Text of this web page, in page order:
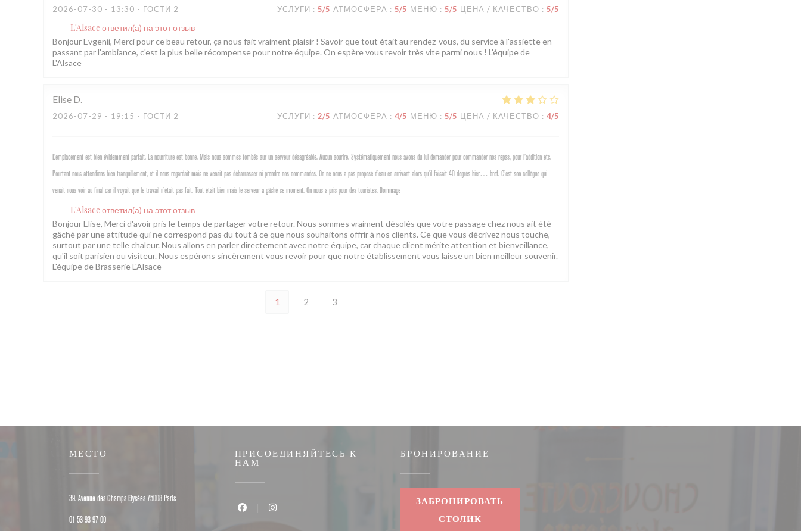
2026-07-30 - 13:30 - ГОСТИ 2 УСЛУГИ : 5/5 АТМОСФЕРА : 5/5 МЕНЮ : 5/5 ЦЕНА / КАЧЕСТВО : 5/5
L'Alsace ответил(а) на этот отзыв
Bonjour Evgenii, Merci pour ce beau retour, ça nous fait vraiment plaisir ! Savoir que tout était au rendez-vous, du service à l'assiette en
passant par l'ambiance, c'est la plus belle récompense pour notre équipe. On espère vous revoir très vite parmi nous ! L'équipe de
L'Alsace
Elise D
2026-07-29 - 19:15 - ГОСТИ 2 УСЛУГИ : 2/5 АТМОСФЕРА : 4/5 МЕНЮ : 5/5 ЦЕНА / КАЧЕСТВО : 4/5
L’emplacement est bien évidemment parfait. La nourriture est bonne. Mais nous sommes tombés sur un serveur désagréable. Aucun sourire. Systématiquement nous avons du lui demander pour commander nos repas, pour l’addition etc.
Pourtant nous attendions bien tranquillement, et il nous regardait mais ne venait pas débarrasser ni prendre nos commandes. On ne nous a pas proposé d’eau en arrivant alors qu’il faisait 40 degrés hier… bref. C’est son collègue qui
venait nous voir au final car il voyait que le travail n’était pas fait. Tout était bien mais le serveur a gâché ce moment. On nous a pris pour des touristes. Dommage
L'Alsace ответил(а) на этот отзыв
Bonjour Elise, Merci d'avoir pris le temps de partager votre retour. Nous sommes vraiment désolés que votre passage chez nous ait été
gâché par une attitude qui ne correspond pas du tout à ce que nous souhaitons offrir à nos clients. Ce que vous décrivez nous touche,
surtout par une telle chaleur. Nous allons en parler directement avec notre équipe, car chaque client mérite attention et bienveillance,
qu'il soit parisien ou visiteur. Nous espérons sincèrement vous revoir pour que notre établissement vous laisse un bien meilleur souvenir.
L'équipe de Brasserie L'Alsace
1 2 3
МЕСТО
39, Avenue des Champs Elysées 75008 Paris((открывается в новом окне))
01 53 93 97 00
ПРИСОЕДИНЯЙТЕСЬ К
НАМ
БРОНИРОВАНИЕ
ЗАБРОНИРОВАТЬ
СТОЛИК